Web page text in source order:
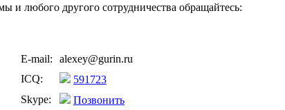
и любого другого сотрудничества обращайтесь:
E-mail:
alexey@gurin.ru
ICQ:
591723
Skype:
Позвонить